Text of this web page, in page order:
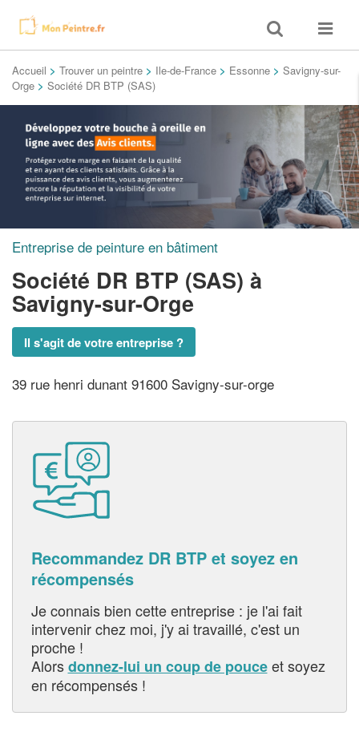
Toggle
search
Toggle
Accueil > Trouver un peintre > Ile-de-France > Essonne > Savigny-sur-
Orge > Société DR BTP (SAS)
Entreprise de peinture en bâtiment
Société DR BTP (SAS) à
Savigny-sur-Orge
Il s'agit de votre entreprise ?
39 rue henri dunant 91600 Savigny-sur-orge
Recommandez DR BTP et soyez en
récompensés
Je connais bien cette entreprise : je l'ai fait
intervenir chez moi, j'y ai travaillé, c'est un
proche !
Alorsdonnez-lui un coup de pouceet soyez
en récompensés !